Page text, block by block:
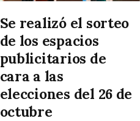
Se realizó el sorteo
de los espacios
publicitarios de
cara a las
elecciones del 26 de
octubre